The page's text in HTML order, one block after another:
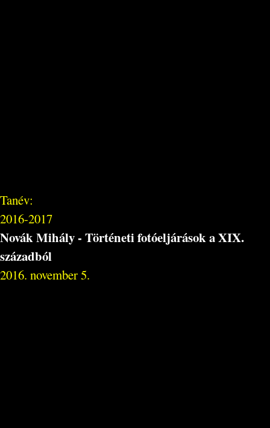
Tanév:
2016-2017
Novák Mihály - Történeti fotóeljárások a XIX.
századból
2016. november 5.